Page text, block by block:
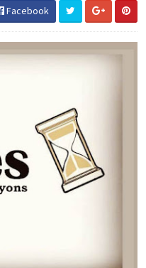
Facebook